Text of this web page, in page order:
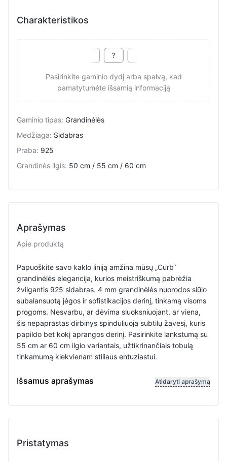
Charakteristikos
Pasirinkite gaminio dydį arba spalvą, kad
pamatytumėte išsamią informaciją
Gaminio tipas: Grandinėlės
Medžiaga: Sidabras
Praba: 925
Grandinės ilgis: 50 cm / 55 cm / 60 cm
Aprašymas
Apie produktą
Papuoškite savo kaklo liniją amžina mūsų „Curb“
grandinėlės elegancija, kurios meistriškumą pabrėžia
žvilgantis 925 sidabras. 4 mm grandinėlės nuorodos siūlo
subalansuotą jėgos ir sofistikacijos derinį, tinkamą visoms
progoms. Nesvarbu, ar dėvima sluoksniuojant, ar viena,
šis nepaprastas dirbinys spinduliuoja subtilų žavesį, kuris
papildo bet kokį aprangos derinį. Pasirinkite lankstumą su
55 cm ar 60 cm ilgio variantais, užtikrinančiais tobulą
tinkamumą kiekvienam stiliaus entuziastui.
Išsamus aprašymas
Atidaryti aprašymą
Pristatymas